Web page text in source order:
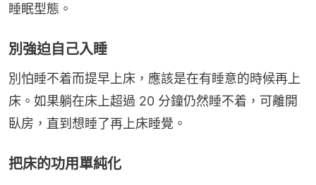
睡眠型態。
別強迫自己入睡
別怕睡不着而提早上床，應該是在有睡意的時候再上
床。如果躺在床上超過 20 分鐘仍然睡不着，可離開
臥房，直到想睡了再上床睡覺。
把床的功用單純化